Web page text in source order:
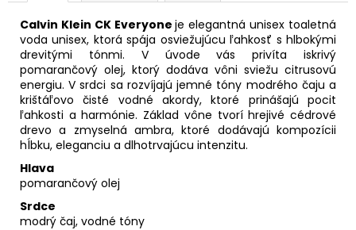
Calvin Klein CK Everyoneje elegantná unisex toaletná
voda unisex, ktorá spája osviežujúcu ľahkosť s hlbokými
drevitými tónmi. V úvode vás privíta iskrivý
pomarančový olej, ktorý dodáva vôni sviežu citrusovú
energiu. V srdci sa rozvíjajú jemné tóny modrého čaju a
krištáľovo čisté vodné akordy, ktoré prinášajú pocit
ľahkosti a harmónie. Základ vône tvorí hrejivé cédrové
drevo a zmyselná ambra, ktoré dodávajú kompozícii
hĺbku, eleganciu a dlhotrvajúcu intenzitu.
Hlava
pomarančový olej
Srdce
modrý čaj, vodné tóny